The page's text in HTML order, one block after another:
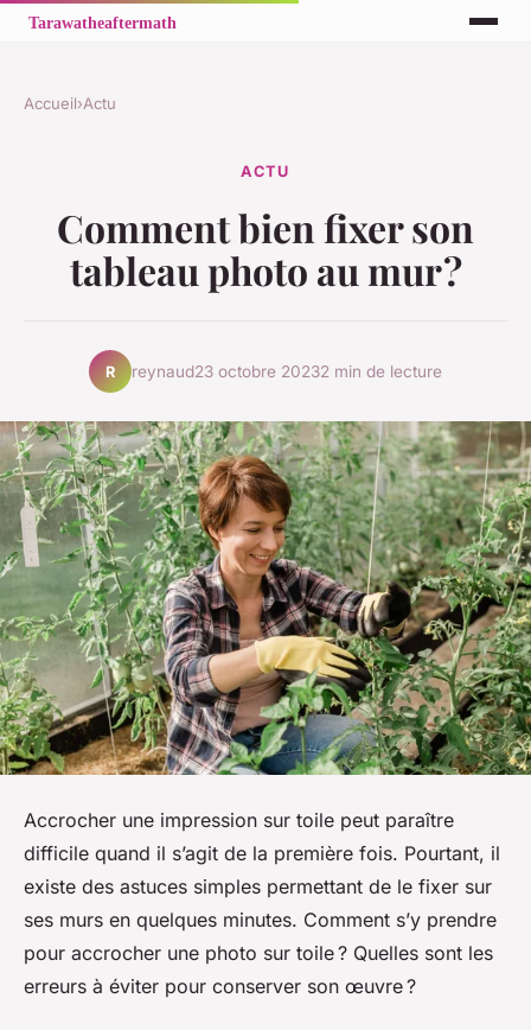
Accueil›Actu
ACTU
Comment bien fixer son
tableau photo au mur ?
R reynaud23 octobre 20232 min de lecture
Accrocher une impression sur toile peut paraître
difficile quand il s’agit de la première fois. Pourtant, il
existe des astuces simples permettant de le fixer sur
ses murs en quelques minutes. Comment s’y prendre
pour accrocher une photo sur toile ? Quelles sont les
erreurs à éviter pour conserver son œuvre ?